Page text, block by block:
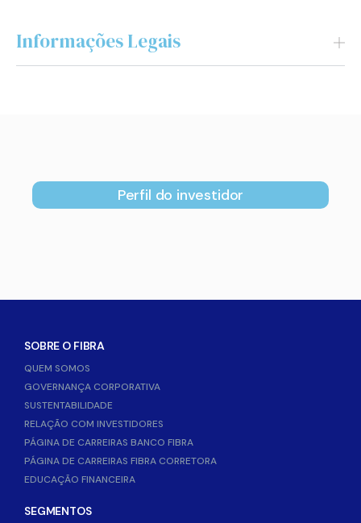
Informações Legais
Perfil do investidor
SOBRE O FIBRA
QUEM SOMOS
GOVERNANÇA CORPORATIVA
SUSTENTABILIDADE
RELAÇÃO COM INVESTIDORES
PÁGINA DE CARREIRAS BANCO FIBRA
PÁGINA DE CARREIRAS FIBRA CORRETORA
EDUCAÇÃO FINANCEIRA
SEGMENTOS